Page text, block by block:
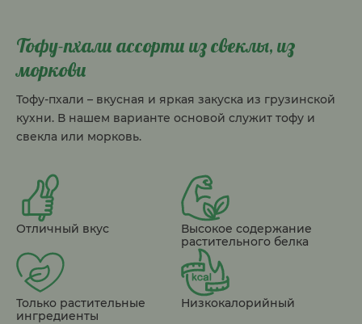
Тофу-пхали ассорти из свеклы, из
моркови
Тофу-пхали – вкусная и яркая закуска из грузинской
кухни. В нашем варианте основой служит тофу и
свекла или морковь.
Отличный вкус
Высокое содержание
растительного белка
Только растительные
ингредиенты
Низкокалорийный